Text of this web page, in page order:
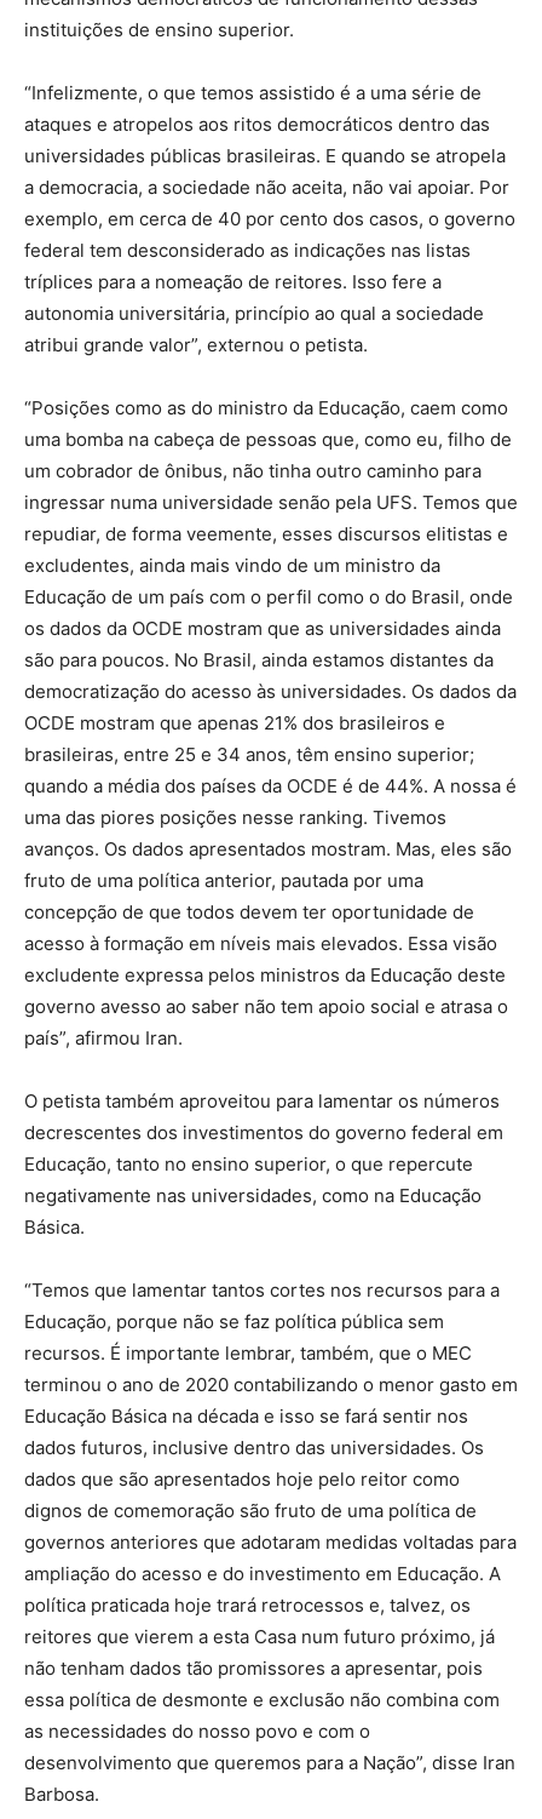
instituições de ensino superior.
“Infelizmente, o que temos assistido é a uma série de
ataques e atropelos aos ritos democráticos dentro das
universidades públicas brasileiras. E quando se atropela
a democracia, a sociedade não aceita, não vai apoiar. Por
exemplo, em cerca de 40 por cento dos casos, o governo
federal tem desconsiderado as indicações nas listas
tríplices para a nomeação de reitores. Isso fere a
autonomia universitária, princípio ao qual a sociedade
atribui grande valor”, externou o petista.
“Posições como as do ministro da Educação, caem como
uma bomba na cabeça de pessoas que, como eu, filho de
um cobrador de ônibus, não tinha outro caminho para
ingressar numa universidade senão pela UFS. Temos que
repudiar, de forma veemente, esses discursos elitistas e
excludentes, ainda mais vindo de um ministro da
Educação de um país com o perfil como o do Brasil, onde
os dados da OCDE mostram que as universidades ainda
são para poucos. No Brasil, ainda estamos distantes da
democratização do acesso às universidades. Os dados da
OCDE mostram que apenas 21% dos brasileiros e
brasileiras, entre 25 e 34 anos, têm ensino superior;
quando a média dos países da OCDE é de 44%. A nossa é
uma das piores posições nesse ranking. Tivemos
avanços. Os dados apresentados mostram. Mas, eles são
fruto de uma política anterior, pautada por uma
concepção de que todos devem ter oportunidade de
acesso à formação em níveis mais elevados. Essa visão
excludente expressa pelos ministros da Educação deste
governo avesso ao saber não tem apoio social e atrasa o
país”, afirmou Iran.
O petista também aproveitou para lamentar os números
decrescentes dos investimentos do governo federal em
Educação, tanto no ensino superior, o que repercute
negativamente nas universidades, como na Educação
Básica.
“Temos que lamentar tantos cortes nos recursos para a
Educação, porque não se faz política pública sem
recursos. É importante lembrar, também, que o MEC
terminou o ano de 2020 contabilizando o menor gasto em
Educação Básica na década e isso se fará sentir nos
dados futuros, inclusive dentro das universidades. Os
dados que são apresentados hoje pelo reitor como
dignos de comemoração são fruto de uma política de
governos anteriores que adotaram medidas voltadas para
ampliação do acesso e do investimento em Educação. A
política praticada hoje trará retrocessos e, talvez, os
reitores que vierem a esta Casa num futuro próximo, já
não tenham dados tão promissores a apresentar, pois
essa política de desmonte e exclusão não combina com
as necessidades do nosso povo e com o
desenvolvimento que queremos para a Nação”, disse Iran
Barbosa.